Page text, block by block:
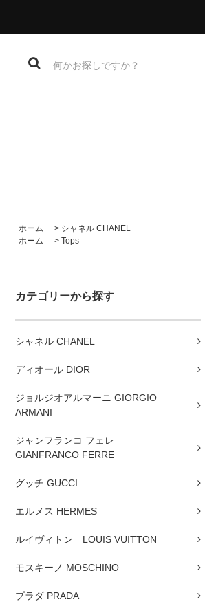
ホーム > シャネル CHANEL
ホーム
> Tops
カテゴリーから探す
シャネル CHANEL
ディオール DIOR
ジョルジオアルマーニ GIORGIO
ARMANI
ジャンフランコ フェレ
GIANFRANCO FERRE
グッチ GUCCI
エルメス HERMES
ルイヴィトン LOUIS VUITTON
モスキーノ MOSCHINO
プラダ PRADA